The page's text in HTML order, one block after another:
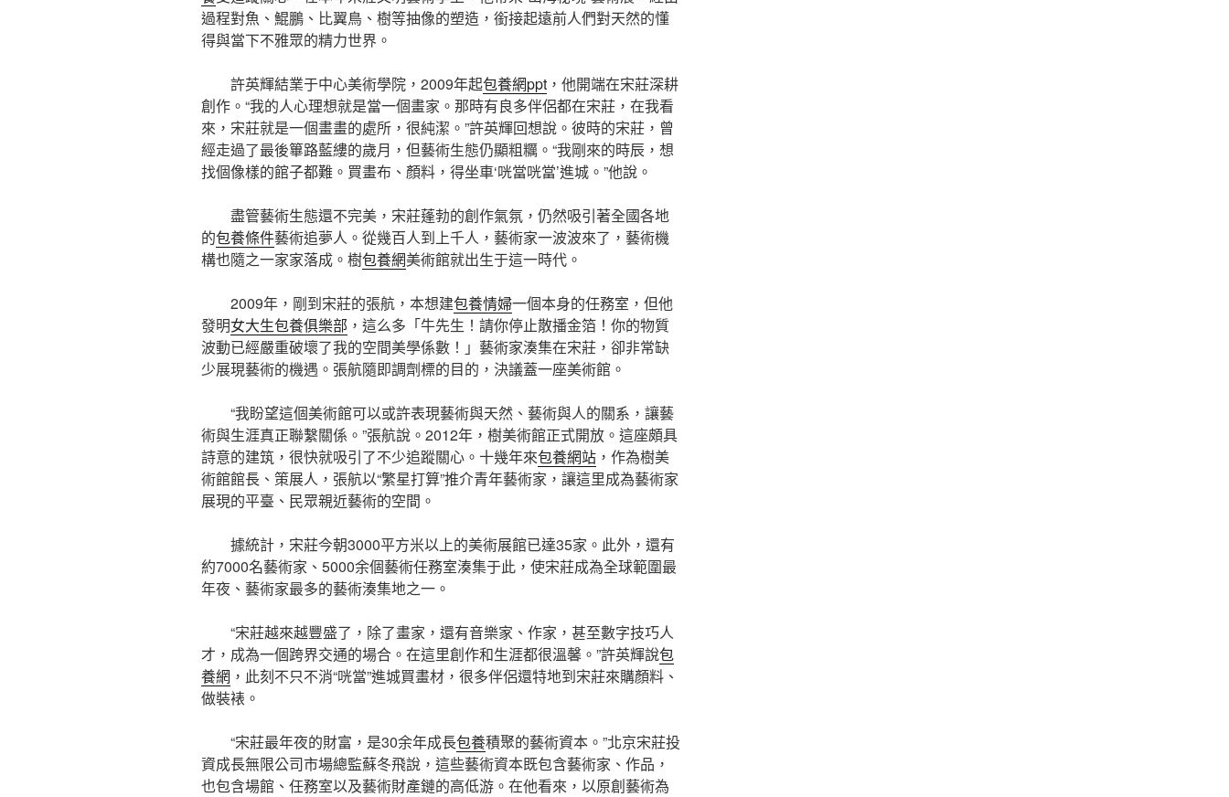
過程對魚、鯤鵬、比翼鳥、樹等抽像的塑造，銜接起遠前人們對天然的懂
得與當下不雅眾的精力世界。
許英輝結業于中心美術學院，2009年起包養網ppt ，他開端在宋莊深耕
創作。“我的人心理想就是當一個畫家。那時有良多伴侶都在宋莊，在我看
來，宋莊就是一個畫畫的處所，很純潔。”許英輝回想說。彼時的宋莊，曾
經走過了最後篳路藍縷的歲月，但藝術生態仍顯粗糲。“我剛來的時辰，想
找個像樣的館子都難。買畫布、顏料，得坐車‘咣當咣當’進城。”他說。
盡管藝術生態還不完美，宋莊蓬勃的創作氣氛，仍然吸引著全國各地
的包養條件藝術追夢人。從幾百人到上千人，藝術家一波波來了，藝術機
構也隨之一家家落成。樹包養網美術館就出生于這一時代。
2009年，剛到宋莊的張航，本想建包養情婦一個本身的任務室，但他
發明女大生包養俱樂部 ，這么多「牛先生！請你停止散播金箔！你的物質
波動已經嚴重破壞了我的空間美學係數！」藝術家湊集在宋莊，卻非常缺
少展現藝術的機遇。張航隨即調劑標的目的，決議蓋一座美術館。
“我盼望這個美術館可以或許表現藝術與天然、藝術與人的關系，讓藝
術與生涯真正聯繫關係。”張航說。2012年，樹美術館正式開放。這座頗具
詩意的建筑，很快就吸引了不少追蹤關心。十幾年來包養網站 ，作為樹美
術館館長、策展人，張航以“繁星打算”推介青年藝術家，讓這里成為藝術家
展現的平臺、民眾親近藝術的空間。
據統計，宋莊今朝3000平方米以上的美術展館已達35家。此外，還有
約7000名藝術家、5000余個藝術任務室湊集于此，使宋莊成為全球範圍最
年夜、藝術家最多的藝術湊集地之一。
“宋莊越來越豐盛了，除了畫家，還有音樂家、作家，甚至數字技巧人
才，成為一個跨界交通的場合。在這里創作和生涯都很溫馨。”許英輝說包
養網 ，此刻不只不消“咣當”進城買畫材，很多伴侶還特地到宋莊來購顏料、
做裝裱。
“宋莊最年夜的財富，是30余年成長包養積聚的藝術資本。”北京宋莊投
資成長無限公司市場總監蘇冬飛說，這些藝術資本既包含藝術家、作品，
也包含場館、任務室以及藝術財產鏈的高低游。在他看來，以原創藝術為